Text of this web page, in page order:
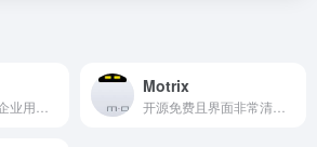
Motrix